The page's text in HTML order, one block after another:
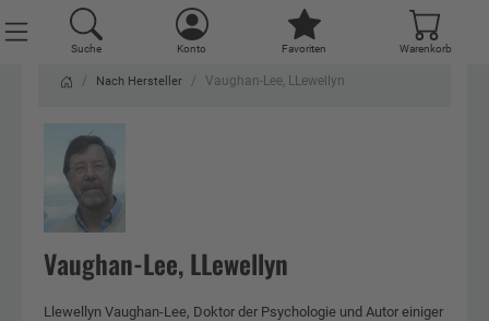
Suche Konto Favoriten Warenkorb
Nach Hersteller Vaughan-Lee, LLewellyn
Vaughan-Lee, LLewellyn
Llewellyn Vaughan-Lee, Doktor der Psychologie und Autor einiger